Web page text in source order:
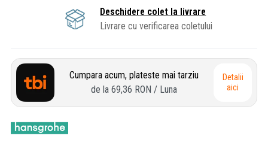
Deschidere colet la livrare
Livrare cu verificarea coletului
Cumpara acum, plateste mai tarziu
de la 69,36 RON / Luna
Detalii
aici